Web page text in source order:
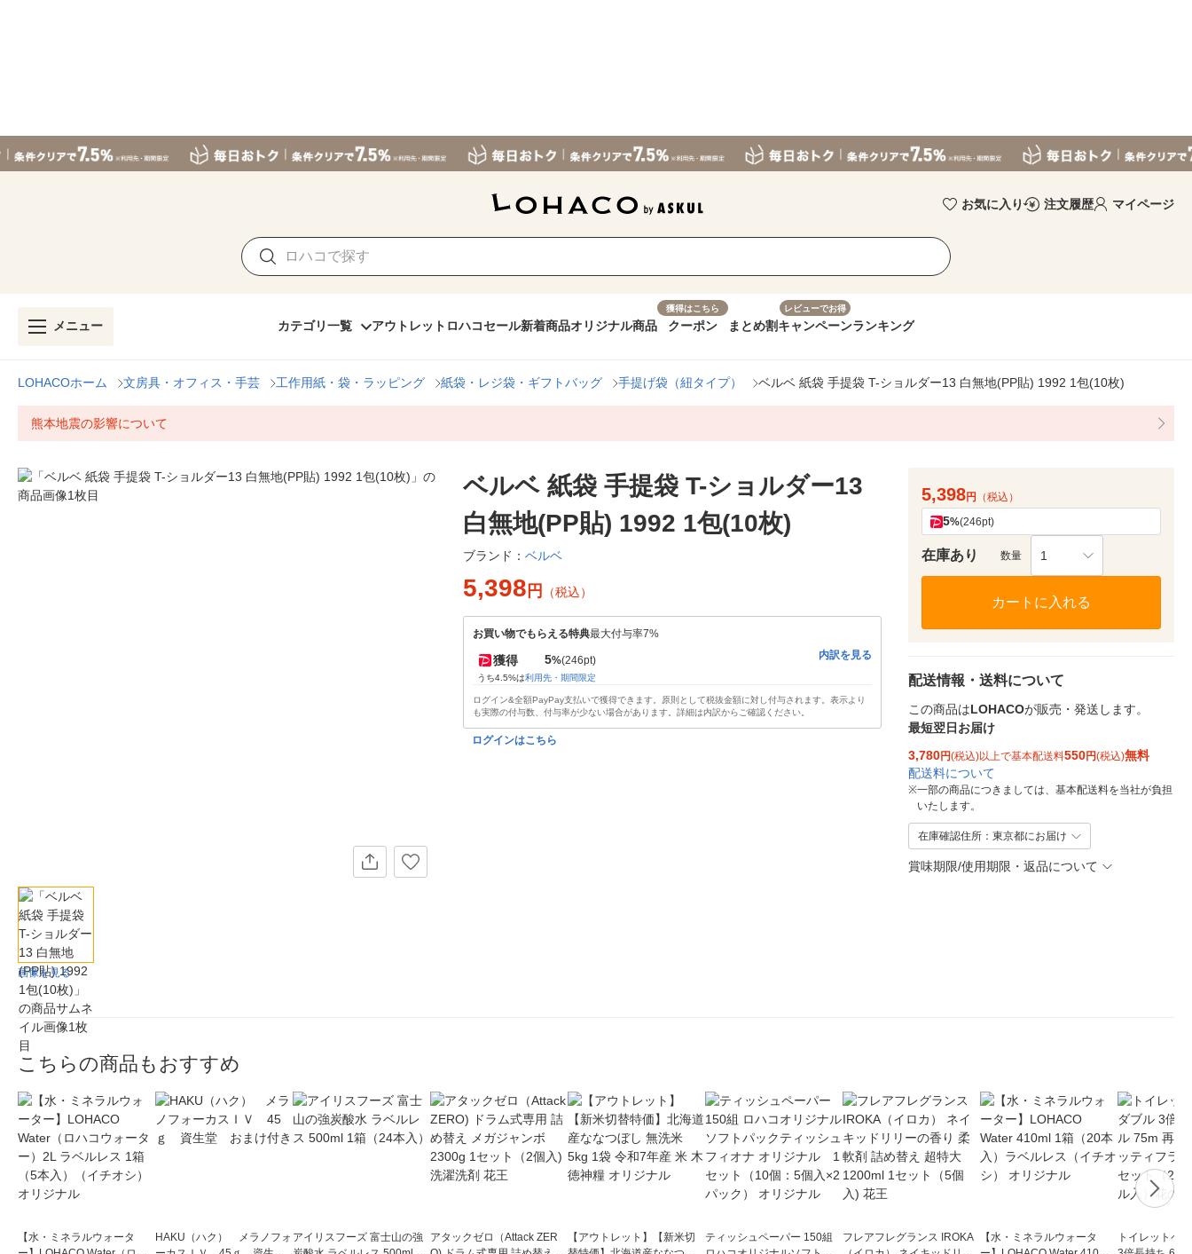
お気に入り 注文履歴 マイページ
メニュー カテゴリ一覧 アウトレット ロハコセール新着商品オリジナル商品
獲得はこちら
クーポン まとめ割
レビューでお得
キャンペーンランキング
LOHACOホーム 文房具・オフィス・手芸 工作用紙・袋・ラッピング 紙袋・レジ袋・ギフトバッグ 手提げ袋（紐タイプ） ベルベ 紙袋 手提袋 T-ショルダー13 白無地(PP貼) 1992 1包(10枚)
熊本地震の影響について
画像を見る
ベルベ 紙袋 手提袋 T-ショルダー13
白無地(PP貼) 1992 1包(10枚)
ブランド： ベルベ
5,398 円 （税込）
お買い物でもらえる特典最大付与率7%
獲得 5%(246pt)
うち4.5%は利用先・期間限定
内訳を見る
ログイン&全額PayPay支払いで獲得できます。原則として税抜金額に対し付与されます。表示より
も実際の付与数、付与率が少ない場合があります。詳細は内訳からご確認ください。
ログインはこちら
5,398円 （税込）
5%(246pt)
在庫あり 数量 1
カートに入れる
配送情報・送料について
この商品はLOHACOが販売・発送します。
最短翌日お届け
3,780円(税込)以上で基本配送料550円(税込)無料
配送料について
※一部の商品につきましては、基本配送料を当社が負担
いたします。
在庫確認住所：東京都にお届け
賞味期限/使用期限・返品について
こちらの商品もおすすめ
【水・ミネラルウォータ
HAKU（ハク） メラノフォ アイリスフーズ 富士山の強
アタックゼロ（Attack ZER
【アウトレット】【新米切
ティッシュペーパー 150組
フレアフレグランス IROKA
【水・ミネラルウォータ
トイレットペ